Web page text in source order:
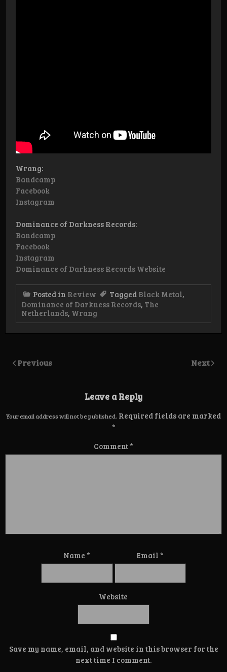
Wrang:
Bandcamp
Facebook
Instagram
Dominance of Darkness Records:
Bandcamp
Facebook
Instagram
Dominance of Darkness Records Website
Posted in Review Tagged Black Metal,
Dominance of Darkness Records, The
Netherlands, Wrang
Previous Next
Leave a Reply
Your email address will not be published. Required fields are marked
*
Comment*
Name* Email *
Website
Save my name, email, and website in this browser for the
next time I comment.